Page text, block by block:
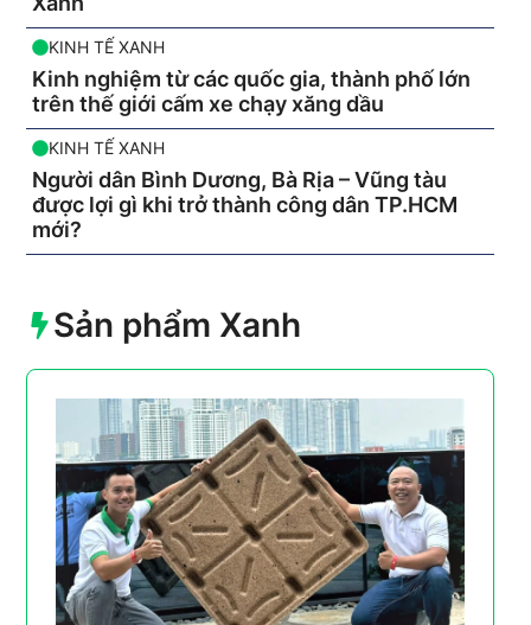
KINH TẾ XANH
Kinh nghiệm từ các quốc gia, thành phố lớn
trên thế giới cấm xe chạy xăng dầu
KINH TẾ XANH
Người dân Bình Dương, Bà Rịa – Vũng tàu
được lợi gì khi trở thành công dân TP.HCM
mới?
Sản phẩm Xanh